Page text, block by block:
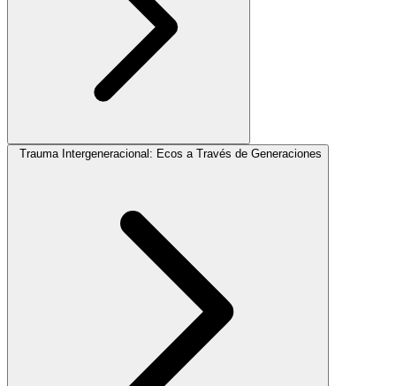
Trauma Intergeneracional: Ecos a Través de Generaciones